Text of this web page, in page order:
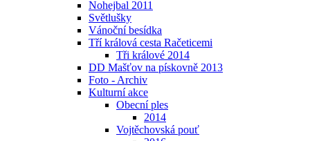
Nohejbal 2011
Světlušky
Vánoční besídka
Tří králová cesta Račeticemi
Tři králové 2014
DD Mašťov na pískovně 2013
Foto - Archiv
Kulturní akce
Obecní ples
2014
Vojtěchovská pouť